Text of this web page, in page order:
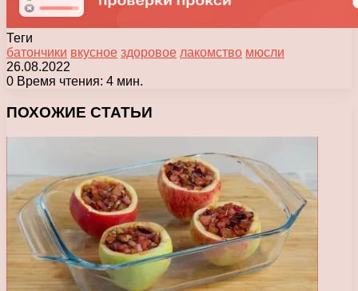
Теги
батончики вкусное здоровое лакомство мюсли
26.08.2022
0 Время чтения: 4 мин.
ПОХОЖИЕ СТАТЬИ